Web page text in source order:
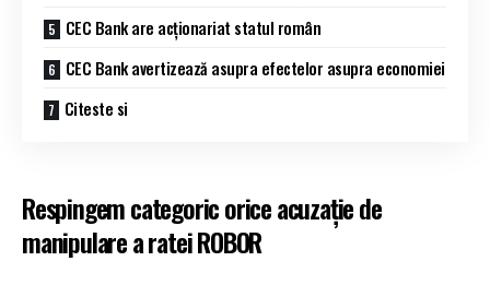
CEC Bank are acționariat statul român
CEC Bank avertizează asupra efectelor asupra economiei
Citeste si
Respingem categoric orice acuzație de
manipulare a ratei ROBOR